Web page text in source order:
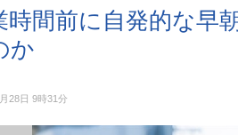
時間前に自発的な早
か
28日 9時31分